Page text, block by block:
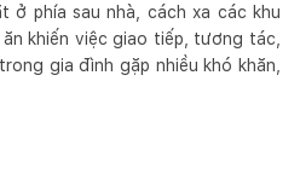
ở phía sau nhà, cách xa các khu
khiến việc giao tiếp, tương tác,
gia đình gặp nhiều khó khăn,